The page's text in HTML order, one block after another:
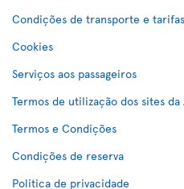
Condições de transporte e tarifas
Cookies
Serviços aos passageiros
Termos de utilização dos sites da
Termos e Condições
Condições de reserva
Política de privacidade